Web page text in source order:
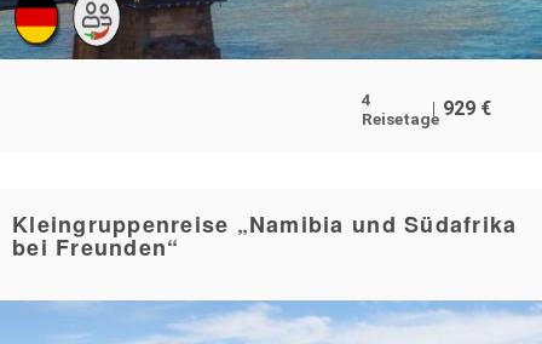
4
Reisetage 929 €
Kleingruppenreise „Namibia und Südafrika
bei Freunden“